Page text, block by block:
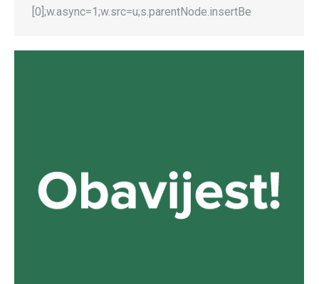
[0];w.async=1;w.src=u;s.parentNode.insertBe